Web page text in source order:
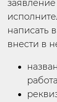
написать
внести в